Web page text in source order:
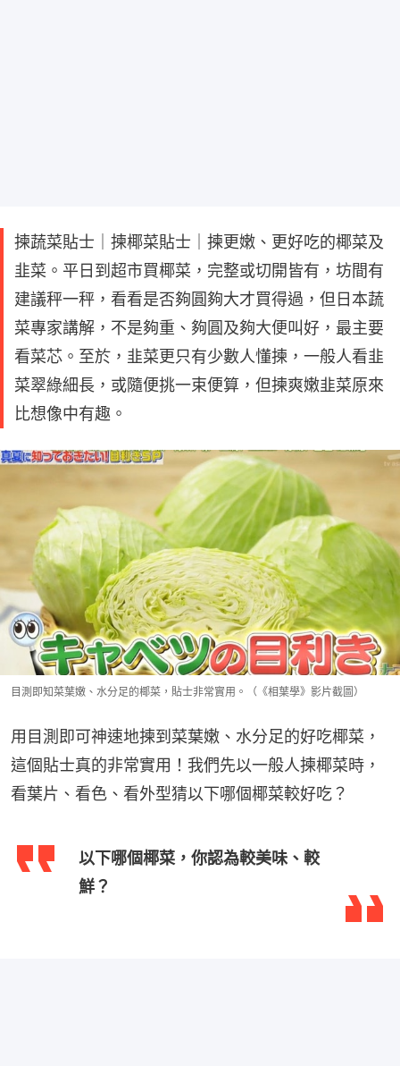
揀蔬菜貼士｜揀椰菜貼士｜揀更嫩、更好吃的椰菜及
韭菜。平日到超市買椰菜，完整或切開皆有，坊間有
建議秤一秤，看看是否夠圓夠大才買得過，但日本蔬
菜專家講解，不是夠重、夠圓及夠大便叫好，最主要
看菜芯。至於，韭菜更只有少數人懂揀，一般人看韭
菜翠綠細長，或隨便挑一束便算，但揀爽嫩韭菜原來
比想像中有趣。
目測即知菜葉嫩、水分足的椰菜，貼士非常實用。（《相葉學》影片截圖）
用目測即可神速地揀到菜葉嫩、水分足的好吃椰菜，
這個貼士真的非常實用！我們先以一般人揀椰菜時，
看葉片、看色、看外型猜以下哪個椰菜較好吃？
以下哪個椰菜，你認為較美味、較
鮮？